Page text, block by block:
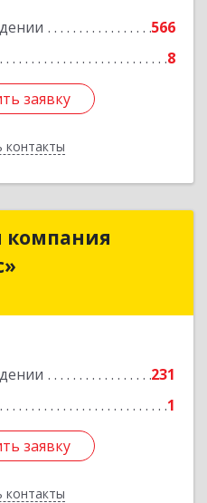
566
8
заявку
контакты
заявку
компания
231
1
заявку
контакты
компания
бух плюс»
Подробнее
заявку